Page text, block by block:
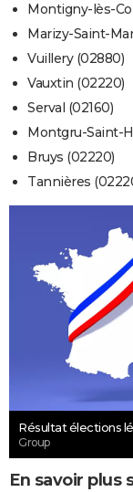
Montigny-lès-
Marizy-Saint-
Vuillery (02880)
Vauxtin (02220)
Serval (02160)
Montgru-Saint-
Bruys (02220)
Tannières
Résultat élections
Group
En savoir plus